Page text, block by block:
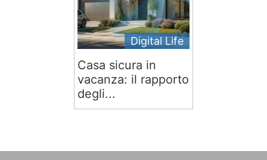
Digital Life
Casa sicura in
vacanza: il rapporto
degli...